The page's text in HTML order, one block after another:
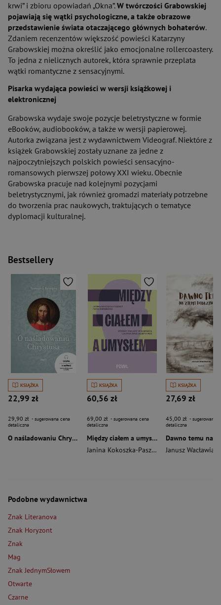
krwi” i zbioru opowiadań „Okna”.W twórczości Grabowskiej
pojawiają się wątki psychologiczne, a także obrazowe
przedstawienie świata otaczającego głównych bohaterów.
Zdaniem recenzentów większość powieści Katarzyny
Grabowskiej można określić jako emocjonalne rollercoastery.
To jedna z nielicznych autorek, która sprawnie przeplata
wątki romantyczne z sensacyjnymi.
Pisarka wydająca powieści w wersji książkowej i
elektronicznej
Grabowska wydaje swoje pozycje beletrystyczne w formie
eBooków, audiobooków, a także w wersji papierowej.
Autorka związana jest z wydawnictwem Videograf. Niektóre z
książek Grabowskiej zostały uznane za jedne z
najpoczytniejszych polskich powieści sensacyjno-
romansowych pierwszej połowy XXI wieku. Obecnie
Grabowska pracuje nad kolejnymi pozycjami
beletrystycznymi, jak również gromadzi materiały potrzebne
do tworzenia prac naukowych, traktujących o tematyce
dyplomacji kulturalnej.
Bestsellery
KSIĄŻKA
22,99 zł
29,90 zł - sugerowana cena
detaliczna
O naśladowaniu Chrystusa wyd. 2026
KSIĄŻKA
60,56 zł
69,00 zł - sugerowana cena
detaliczna
Między ciałem a umysłem
Janina Kokoszka-Paszkot
Piotr Wierzbiński
KSIĄŻKA
27,69 zł
45,00 zł - sugerowana
detaliczna
Janusz Wacławiak
Podobne wydawnictwa
Znak Literanova
Znak Horyzont
Znak
Mag
Znak JednymSłowem
Otwarte
Czarne